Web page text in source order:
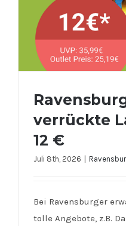
verrückte
12 €
Juli 8th, 2026
Bei Ravensburger
tolle Angebote, z.B.